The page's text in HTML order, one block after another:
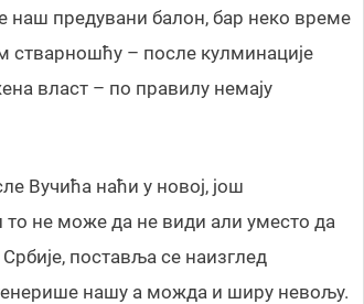
наш предувани балон, бар неко време
стварношћу – после кулминације
власт – по правилу немају
Вучића наћи у новој, још
то не може да не види али уместо да
поставља се наизглед
нашу а можда и ширу невољу.